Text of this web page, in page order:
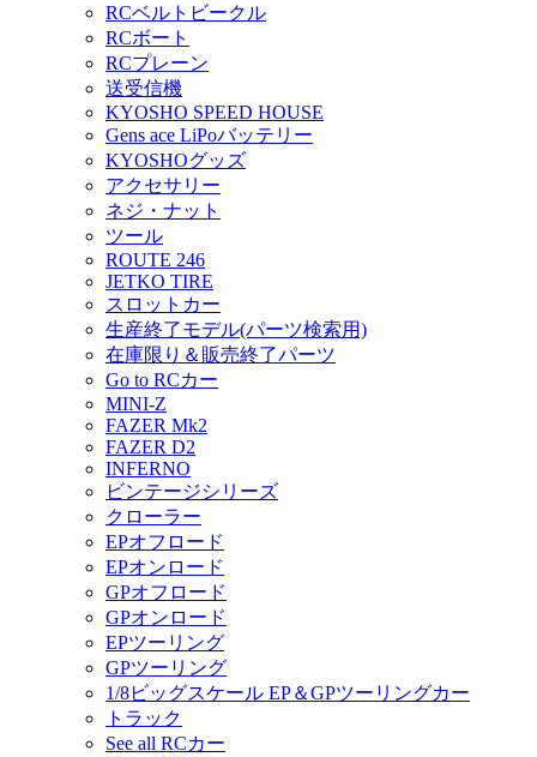
RCベルトビークル
RCボート
RCプレーン
送受信機
KYOSHO SPEED HOUSE
Gens ace LiPoバッテリー
KYOSHOグッズ
アクセサリー
ネジ・ナット
ツール
ROUTE 246
JETKO TIRE
スロットカー
生産終了モデル(パーツ検索用)
在庫限り＆販売終了パーツ
Go to RCカー
MINI-Z
FAZER Mk2
FAZER D2
INFERNO
ビンテージシリーズ
クローラー
EPオフロード
EPオンロード
GPオフロード
GPオンロード
EPツーリング
GPツーリング
1/8ビッグスケール EP＆GPツーリングカー
トラック
See all RCカー